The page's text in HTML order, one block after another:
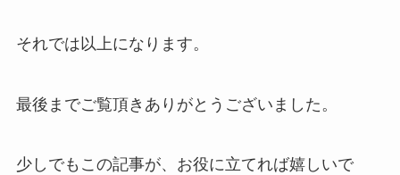
それでは以上になります。
最後までご覧頂きありがとうございました。
少しでもこの記事が、お役に立てれば嬉しいで